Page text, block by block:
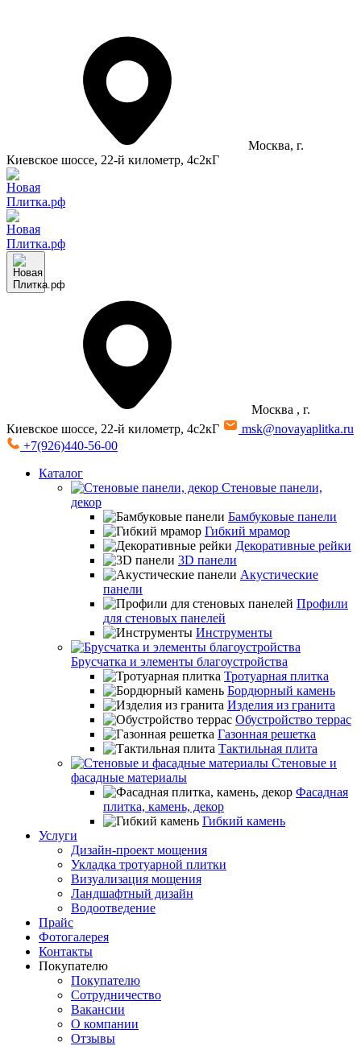
Москва, г.
Киевское шоссе, 22-й километр, 4с2кГ
Москва , г.
Киевское шоссе, 22-й километр, 4с2кГ
msk@novayaplitka.ru
+7(926)440-56-00
Каталог
Стеновые панели,
декор
Бамбуковые панели
Гибкий мрамор
Декоративные рейки
3D панели
Акустические
панели
Профили
для стеновых панелей
Инструменты
Брусчатка и элементы благоустройства
Тротуарная плитка
Бордюрный камень
Изделия из гранита
Обустройство террас
Газонная решетка
Тактильная плита
Стеновые и
фасадные материалы
Фасадная
плитка, камень, декор
Гибкий камень
Услуги
Дизайн-проект мощения
Укладка тротуарной плитки
Визуализация мощения
Ландшафтный дизайн
Водоотведение
Прайс
Фотогалерея
Контакты
Покупателю
Покупателю
Сотрудничество
Вакансии
О компании
Отзывы